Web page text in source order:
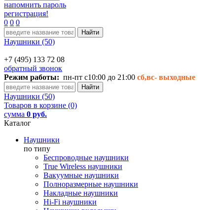
напомнить пароль
регистрация!
0 0 0
Наушники (50)
+7 (495) 133 72 08
обратный звонок
Режим работы: пн-пт с10:00 до 21:00 сб,вс- выходные
Наушники (50)
Товаров в корзине (0)
сумма 0 руб.
Каталог
Наушники
по типу
Беспроводные наушники
True Wireless наушники
Вакуумные наушники
Полноразмерные наушники
Накладные наушники
Hi-Fi наушники